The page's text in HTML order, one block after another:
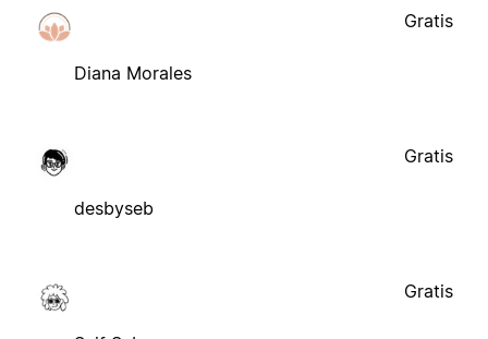
Diana Morales
Gratis
desbyseb
Gratis
Gratis